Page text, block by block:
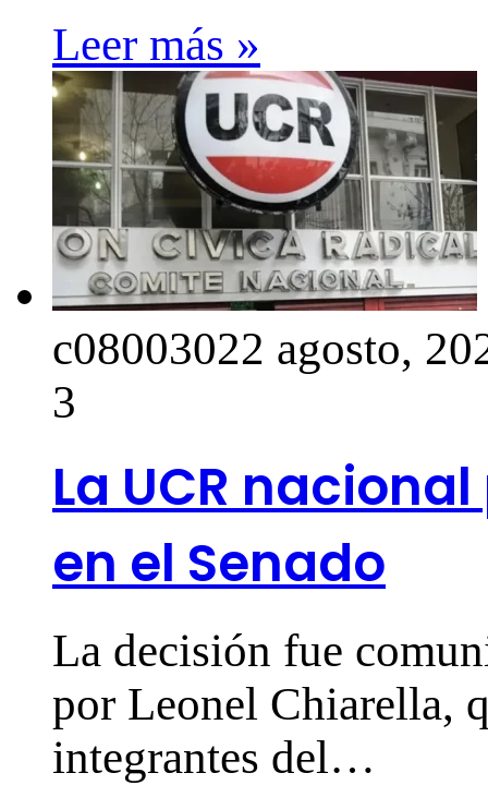
Leer más »
c08003022 agosto,
3
La UCR
en el Senado
La decisión fue
por Leonel Chiarella,
integrantes del…